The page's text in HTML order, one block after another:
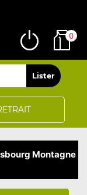
0
Montagne